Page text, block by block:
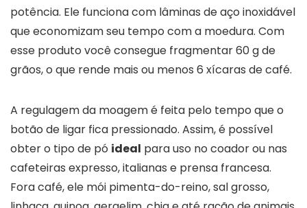
potência. Ele funciona com lâminas de aço inoxidável
que economizam seu tempo com a moedura. Com
esse produto você consegue fragmentar 60 g de
grãos, o que rende mais ou menos 6 xícaras de café.
A regulagem da moagem é feita pelo tempo que o
botão de ligar fica pressionado. Assim, é possível
obter o tipo de pó ideal para uso no coador ou nas
cafeteiras expresso, italianas e prensa francesa.
Fora café, ele mói pimenta-do-reino, sal grosso,